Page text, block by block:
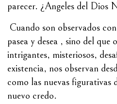
parecer. ¿Angeles del Dios
Cuando son observados
pasea y desea , sino del que
intrigantes, misteriosos,
existencia, nos observan
como las nuevas figurativas
nuevo credo.